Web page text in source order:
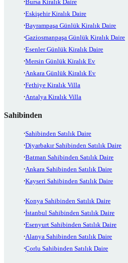
Bursa Kiralık Daire
Eskişehir Kiralık Daire
Bayrampaşa Günlük Kiralık Daire
Gaziosmanpaşa Günlük Kiralık Daire
Esenler Günlük Kiralık Daire
Mersin Günlük Kiralık Ev
Ankara Günlük Kiralık Ev
Fethiye Kiralık Villa
Antalya Kiralık Villa
Sahibinden
Sahibinden Satılık Daire
Diyarbakır Sahibinden Satılık Daire
Batman Sahibinden Satılık Daire
Ankara Sahibinden Satılık Daire
Kayseri Sahibinden Satılık Daire
Konya Sahibinden Satılık Daire
İstanbul Sahibinden Satılık Daire
Esenyurt Sahibinden Satılık Daire
Alanya Sahibinden Satılık Daire
Çorlu Sahibinden Satılık Daire